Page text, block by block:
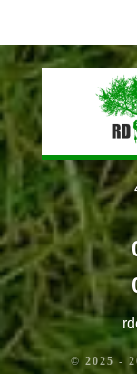
© 2025 -